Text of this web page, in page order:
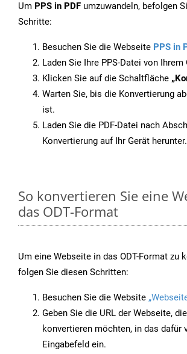
Um PPS in PDF umzuwandeln, befolgen
Schritte:
Besuchen Sie die Webseite PPS in
Laden Sie Ihre PPS-Datei von Ihrem
Klicken Sie auf die Schaltfläche
Warten Sie, bis die Konvertierung
ist.
Laden Sie die PDF-Datei nach
Konvertierung auf Ihr Gerät herunter.
So konvertieren Sie eine
das ODT-Format
Um eine Webseite in das ODT-Format zu
folgen Sie diesen Schritten:
Besuchen Sie die Website
Geben Sie die URL der Webseite,
konvertieren möchten, in das dafür
Eingabefeld ein.